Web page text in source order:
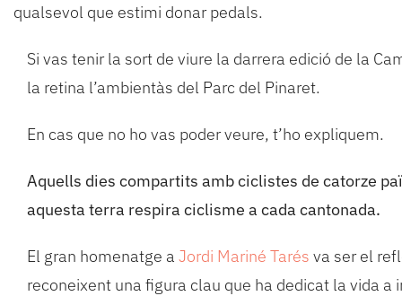
qualsevol que estimi donar pedals.
Si vas tenir la sort de viure la darrera edició de la
la retina l’ambientàs del Parc del Pinaret.
En cas que no ho vas poder veure, t’ho expliquem.
Aquells dies compartits amb ciclistes de catorze
aquesta terra respira ciclisme a cada cantonada.
El gran homenatge a Jordi Mariné Tarés va ser el
reconeixent una figura clau que ha dedicat la vida